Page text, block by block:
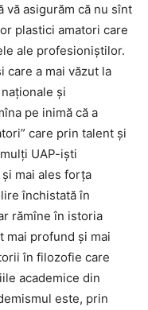
vă asigurăm că nu sînt
plastici amatori care
ale profesioniştilor.
care a mai văzut la
şi
pe inimă că a
care prin talent şi
UAP-işti
mai ales forţa
închistată în
rămîne în istoria
mai profund şi mai
în filozofie care
academice din
este, prin